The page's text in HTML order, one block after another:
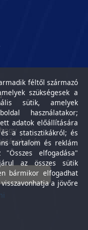
és
féltől származó
szükségesek a
sütik, amelyek
használatakor;
adatok előállítására
a statisztikákról; és
tartalom és reklám
elfogadása"
az összes sütik
bármikor elfogadhat
a jövőre